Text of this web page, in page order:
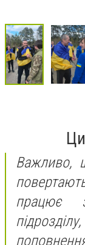
Важливо,
працює